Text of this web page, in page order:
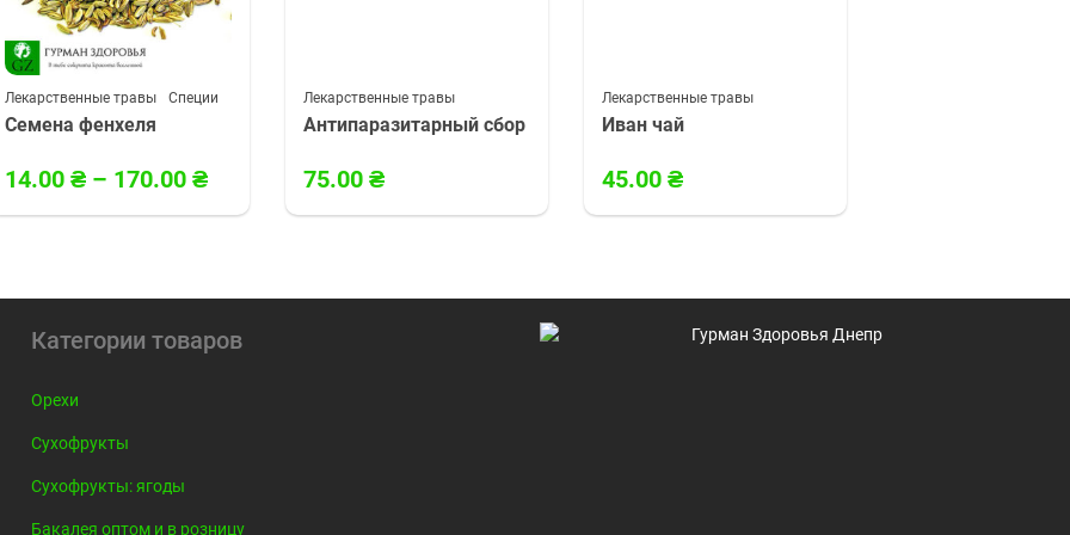
Лекарственные травы Специи
Семена фенхеля
14.00 ₴ – 170.00 ₴
Лекарственные травы
Антипаразитарный сбор
75.00 ₴
Лекарственные травы
Иван чай
45.00 ₴
Категории товаров
Орехи
Сухофрукты
Сухофрукты: ягоды
Бакалея оптом и в розницу